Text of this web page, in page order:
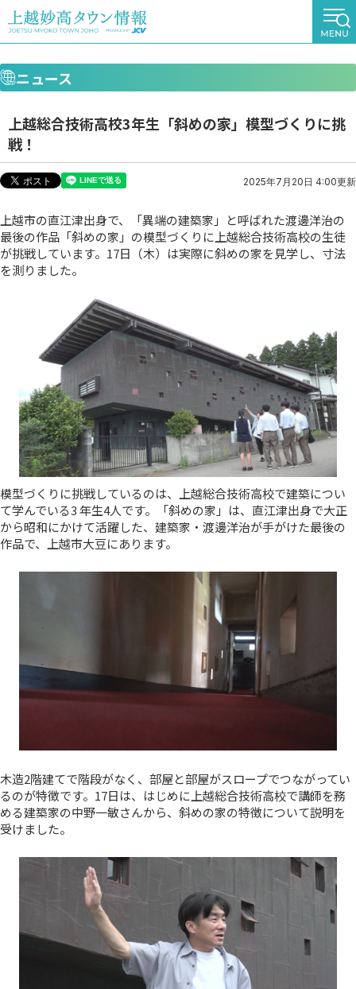
ニュース
上越総合技術高校3年生「斜めの家」模型づくりに挑
戦！
2025年7月20日 4:00更新
上越市の直江津出身で、「異端の建築家」と呼ばれた渡邊洋治の
最後の作品「斜めの家」の模型づくりに上越総合技術高校の生徒
が挑戦しています。17日（木）は実際に斜めの家を見学し、寸法
を測りました。
模型づくりに挑戦しているのは、上越総合技術高校で建築につい
て学んでいる3 年生4人です。「斜めの家」は、直江津出身で大正
から昭和にかけて活躍した、建築家・渡邊洋治が手がけた最後の
作品で、上越市大豆にあります。
木造2階建てで階段がなく、部屋と部屋がスロープでつながってい
るのが特徴です。17日は、はじめに上越総合技術高校で講師を務
める建築家の中野一敏さんから、斜めの家の特徴について説明を
受けました。